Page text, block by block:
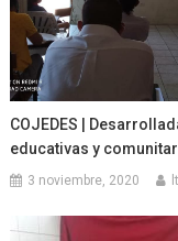
COJEDES |
educativas y
3 noviembre, 2020